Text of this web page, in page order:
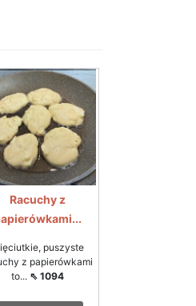
Racuchy z
puszyste
z papierówkami
to... ⇖ 1094